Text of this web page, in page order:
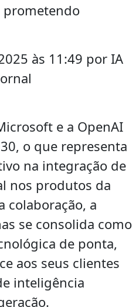
prometendo
às 11:49 por IA
e a OpenAI
o que representa
na integração de
nos produtos da
colaboração, a
se consolida como
de ponta,
aos seus clientes
inteligência